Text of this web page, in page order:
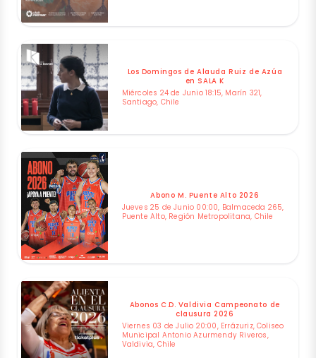
Los Domingos de Alauda Ruiz de Azúa
en SALA K
Miércoles 24 de Junio 18:15, Marín 321,
Santiago, Chile
Abono M. Puente Alto 2026
Jueves 25 de Junio 00:00, Balmaceda 265,
Puente Alto, Región Metropolitana, Chile
Abonos C.D. Valdivia Campeonato de
clausura 2026
Viernes 03 de Julio 20:00, Errázuriz, Coliseo
Municipal Antonio Azurmendy Riveros,
Valdivia, Chile